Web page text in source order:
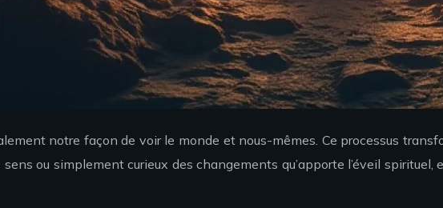
notre façon de voir le monde et nous-mêmes. Ce processus
ou simplement curieux des changements qu’apporte l’éveil